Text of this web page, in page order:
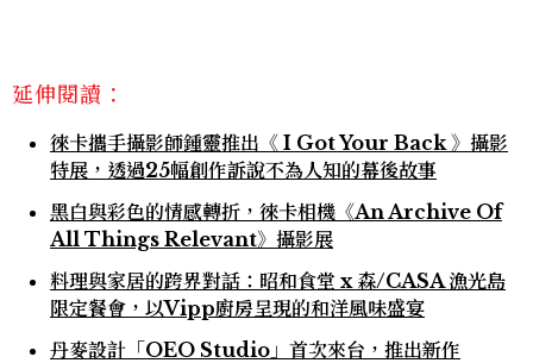
延伸閱讀：
徠卡攜手攝影師鍾靈推出《 I Got Your Back 》攝影
特展，透過25幅創作訴說不為人知的幕後故事
黑白與彩色的情感轉折，徠卡相機《An Archive Of
All Things Relevant》攝影展
料理與家居的跨界對話：昭和食堂 x 森/CASA 漁光島
限定餐會，以Vipp廚房呈現的和洋風味盛宴
丹麥設計「OEO Studio」首次來台，推出新作